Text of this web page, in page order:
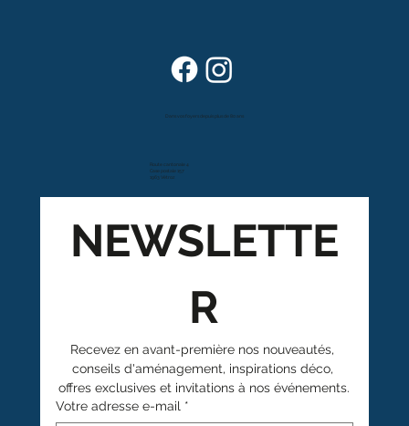
Route cantonale 4
Case postale 157
1963 Vétroz
Dans vos foyers depuis plus de 80 ans
NEWSLETTE
R
Recevez en avant-première nos nouveautés,
conseils d'aménagement, inspirations déco,
offres exclusives et invitations à nos événements.
Votre adresse e-mail *